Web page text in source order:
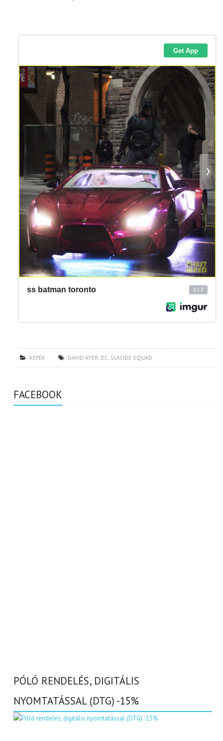
KÉPEK DAVID AYER DC SUICIDE SQUAD
FACEBOOK
PÓLÓ RENDELÉS, DIGITÁLIS
NYOMTATÁSSAL (DTG) -15%